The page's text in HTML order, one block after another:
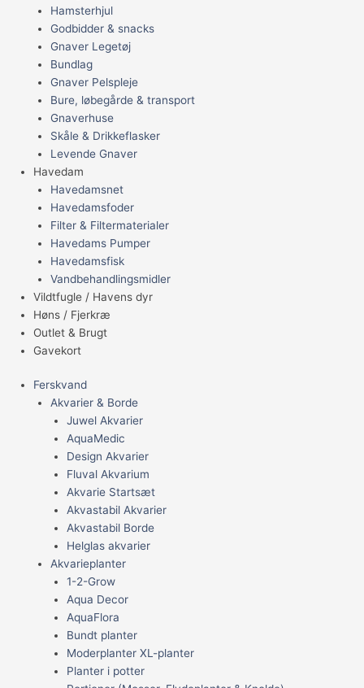
Hamsterhjul
Godbidder & snacks
Gnaver Legetøj
Bundlag
Gnaver Pelspleje
Bure, løbegårde & transport
Gnaverhuse
Skåle & Drikkeflasker
Levende Gnaver
Havedam
Havedamsnet
Havedamsfoder
Filter & Filtermaterialer
Havedams Pumper
Havedamsfisk
Vandbehandlingsmidler
Vildtfugle / Havens dyr
Høns / Fjerkræ
Outlet & Brugt
Gavekort
Ferskvand
Akvarier & Borde
Juwel Akvarier
AquaMedic
Design Akvarier
Fluval Akvarium
Akvarie Startsæt
Akvastabil Akvarier
Akvastabil Borde
Helglas akvarier
Akvarieplanter
1-2-Grow
Aqua Decor
AquaFlora
Bundt planter
Moderplanter XL-planter
Planter i potter